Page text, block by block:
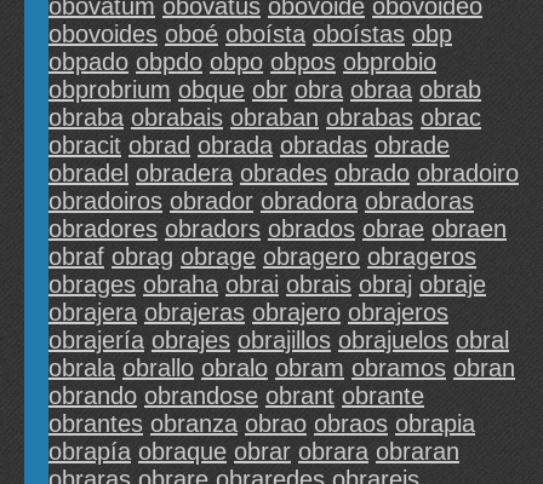
obovatum obovatus obovoide obovoideo
obovoides oboé oboísta oboístas obp
obpado obpdo obpo obpos obprobio
obprobrium obque obr obra obraa obrab
obraba obrabais obraban obrabas obrac
obracit obrad obrada obradas obrade
obradel obradera obrades obrado obradoiro
obradoiros obrador obradora obradoras
obradores obradors obrados obrae obraen
obraf obrag obrage obragero obrageros
obrages obraha obrai obrais obraj obraje
obrajera obrajeras obrajero obrajeros
obrajería obrajes obrajillos obrajuelos obral
obrala obrallo obralo obram obramos obran
obrando obrandose obrant obrante
obrantes obranza obrao obraos obrapia
obrapía obraque obrar obrara obraran